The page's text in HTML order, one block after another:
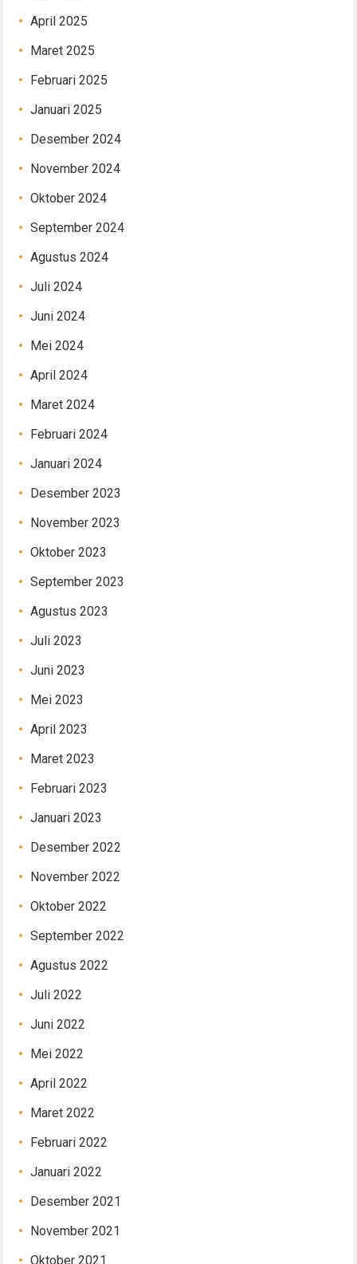
April 2025
Maret 2025
Februari 2025
Januari 2025
Desember 2024
November 2024
Oktober 2024
September 2024
Agustus 2024
Juli 2024
Juni 2024
Mei 2024
April 2024
Maret 2024
Februari 2024
Januari 2024
Desember 2023
November 2023
Oktober 2023
September 2023
Agustus 2023
Juli 2023
Juni 2023
Mei 2023
April 2023
Maret 2023
Februari 2023
Januari 2023
Desember 2022
November 2022
Oktober 2022
September 2022
Agustus 2022
Juli 2022
Juni 2022
Mei 2022
April 2022
Maret 2022
Februari 2022
Januari 2022
Desember 2021
November 2021
Oktober 2021